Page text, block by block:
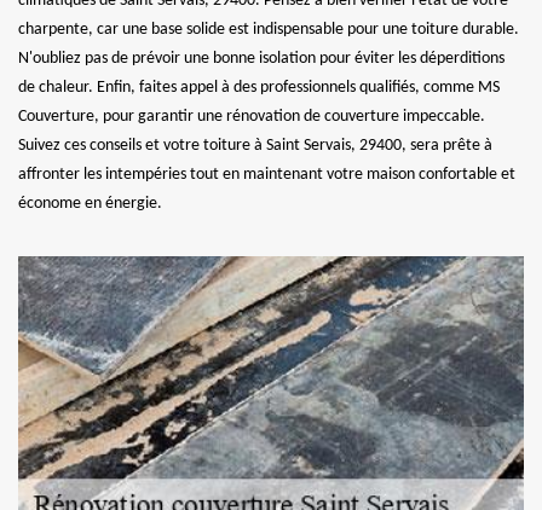
charpente, car une base solide est indispensable pour une toiture durable.
N'oubliez pas de prévoir une bonne isolation pour éviter les déperditions
de chaleur. Enfin, faites appel à des professionnels qualifiés, comme MS
Couverture, pour garantir une rénovation de couverture impeccable.
Suivez ces conseils et votre toiture à Saint Servais, 29400, sera prête à
affronter les intempéries tout en maintenant votre maison confortable et
économe en énergie.